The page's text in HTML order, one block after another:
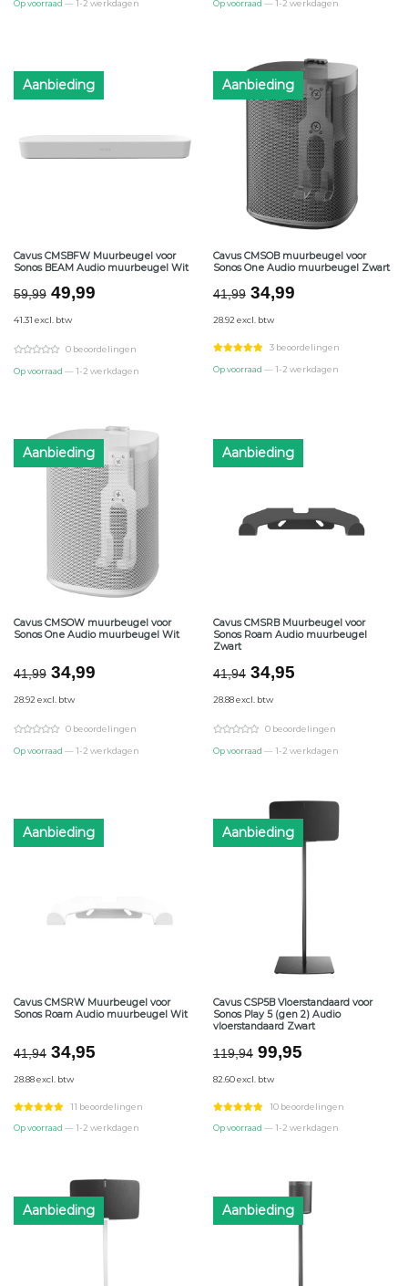
Op voorraad — 1-2 werkdagen Op voorraad — 1-2 werkdagen
Aanbieding
Cavus CMSBFW Muurbeugel voor
Sonos BEAM Audio muurbeugel Wit
59,99 Oorspronkelijke
was:
€59,99.
49,99Huidige
€49,99.
41.31 excl. btw
0 beoordelingen
Op voorraad — 1-2 werkdagen
Aanbieding
Cavus CMSOB muurbeugel voor
Sonos One Audio muurbeugel Zwart
41,99 Oorspronkelijke
was:
€41,99.
34,99Huidige
€34,99.
28.92 excl. btw
3 beoordelingen
Op voorraad — 1-2 werkdagen
Aanbieding
Cavus CMSOW muurbeugel voor
Sonos One Audio muurbeugel Wit
41,99 Oorspronkelijke
was:
€41,99.
34,99Huidige
€34,99.
28.92 excl. btw
0 beoordelingen
Op voorraad — 1-2 werkdagen
Aanbieding
Cavus CMSRB Muurbeugel voor
Sonos Roam Audio muurbeugel
Zwart
41,94 Oorspronkelijke
was:
€41,94.
34,95Huidige
€34,95.
28.88 excl. btw
0 beoordelingen
Op voorraad — 1-2 werkdagen
Aanbieding
Cavus CMSRW Muurbeugel voor
Sonos Roam Audio muurbeugel Wit
41,94 Oorspronkelijke
was:
€41,94.
34,95Huidige
€34,95.
28.88 excl. btw
11 beoordelingen
Op voorraad — 1-2 werkdagen
Aanbieding
Cavus CSP5B Vloerstandaard voor
Sonos Play 5 (gen 2) Audio
vloerstandaard Zwart
119,94 Oorspronkelijke
was:
€119,94.
99,95Huidige
€99,95.
82.60 excl. btw
10 beoordelingen
Op voorraad — 1-2 werkdagen
Aanbieding Aanbieding